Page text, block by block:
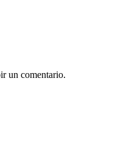
un comentario.